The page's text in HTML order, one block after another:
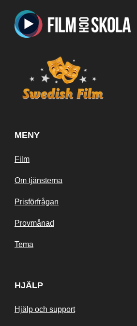
MENY
Film
Om tjänsterna
Prisförfrågan
Provmånad
Tema
HJÄLP
Hjälp och support